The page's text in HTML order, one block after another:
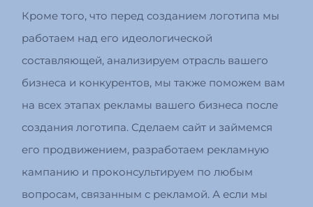
Кроме того, что перед созданием логотипа мы
работаем над его идеологической
составляющей, анализируем отрасль вашего
бизнеса и конкурентов, мы также поможем вам
на всех этапах рекламы вашего бизнеса после
создания логотипа. Сделаем сайт и займемся
его продвижением, разработаем рекламную
кампанию и проконсультируем по любым
вопросам, связанным с рекламой. А если мы